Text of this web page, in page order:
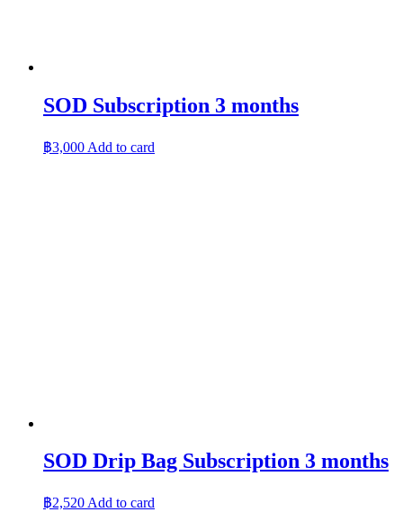
SOD Subscription 3 months
฿3,000 Add to card
SOD Drip Bag Subscription 3 months
฿2,520 Add to card